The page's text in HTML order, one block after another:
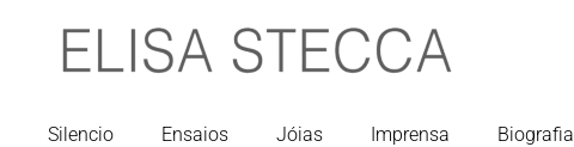
Silencio Ensaios Jóias Imprensa Biografia